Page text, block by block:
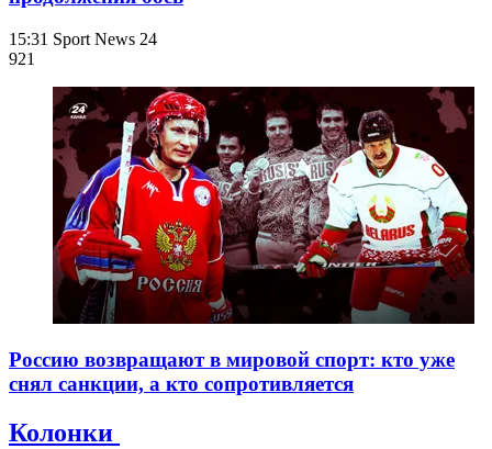
15:31 Sport News 24
921
Россию возвращают в мировой спорт: кто уже
снял санкции, а кто сопротивляется
Колонки